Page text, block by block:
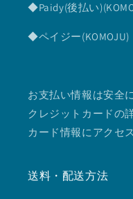
◆Paidy(後払い
◆ペイジー(KOMOJU)
お支払い情報は安全
クレジットカードの
カード情報にアクセ
送料・配送方法